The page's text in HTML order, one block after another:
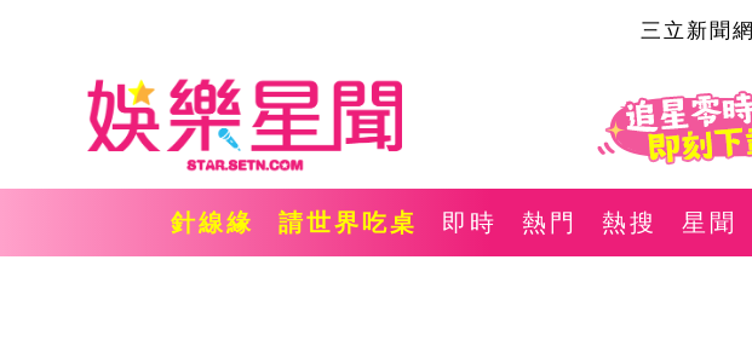
三立新聞網
針線緣 請世界吃桌 即時 熱門 熱搜 星聞